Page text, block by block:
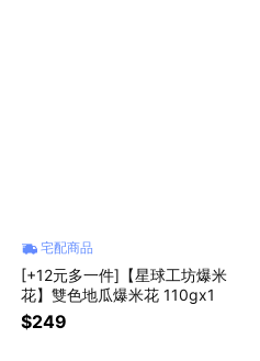
宅配商品
[+12元多一件]【星球工坊爆米
花】雙色地瓜爆米花 110gx1
$249